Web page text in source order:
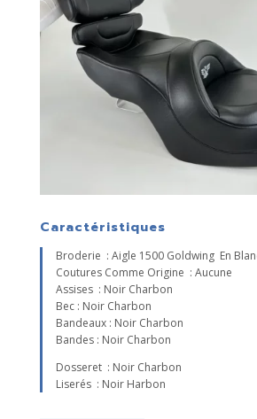
Caractéristiques
Broderie : Aigle 1500 Goldwing En
Coutures Comme Origine : Aucune
Assises : Noir Charbon
Bec : Noir Charbon
Bandeaux : Noir Charbon
Bandes : Noir Charbon
Dosseret : Noir Charbon
Liserés : Noir Harbon